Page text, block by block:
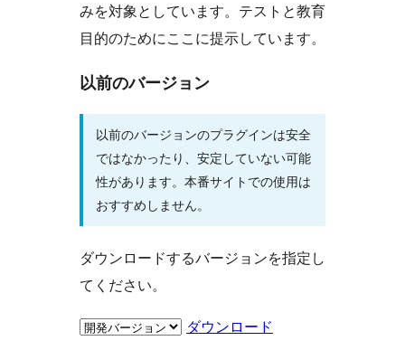
みを対象としています。テストと教育
目的のためにここに提示しています。
以前のバージョン
以前のバージョンのプラグインは安全
ではなかったり、安定していない可能
性があります。本番サイトでの使用は
おすすめしません。
ダウンロードするバージョンを指定し
てください。
ダウンロード